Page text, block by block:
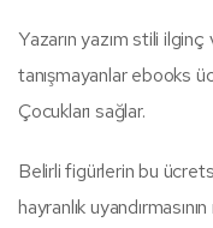
Yazarın yazım stili
tanışmayanlar ebooks
Çocukları sağlar.
Belirli figürlerin bu
hayranlık